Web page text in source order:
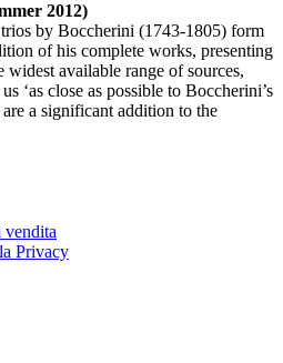
2012)
by Boccherini (1743-1805) form
of his complete works, presenting
widest available range of sources,
‘as close as possible to Boccherini’s
a significant addition to the
Privacy